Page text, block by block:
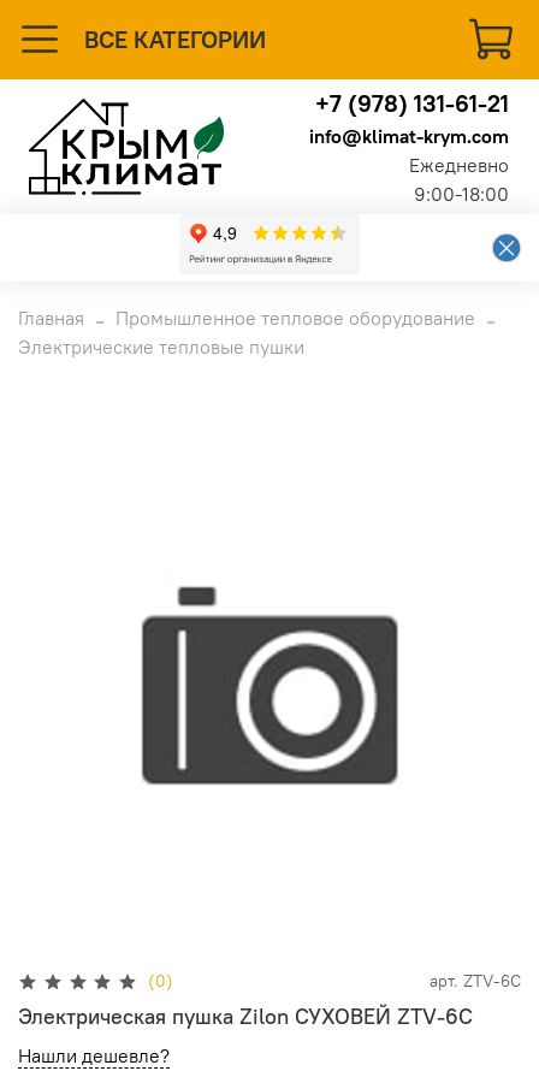
ВСЕ КАТЕГОРИИ
+7 (978) 131-61-21
info@klimat-krym.com
Ежедневно
9:00-18:00
Главная
Промышленное тепловое оборудование
Электрические тепловые пушки
(0) арт. ZTV-6C
Электрическая пушка Zilon СУХОВЕЙ ZTV-6C
Нашли дешевле?